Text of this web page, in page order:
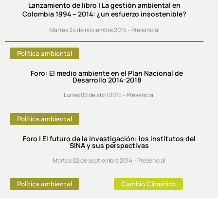
Lanzamiento de libro | La gestión ambiental en
Colombia 1994 – 2014: ¿un esfuerzo insostenible?
Martes 24 de noviembre 2015 – Presencial
Política ambiental
Foro: El medio ambiente en el Plan Nacional de
Desarrollo 2014-2018
Lunes 06 de abril 2015 – Presencial
Política ambiental
Foro | El futuro de la investigación: los institutos del
SINA y sus perspectivas
Martes 02 de septiembre 2014 – Presencial
Política ambiental Cambio Climático